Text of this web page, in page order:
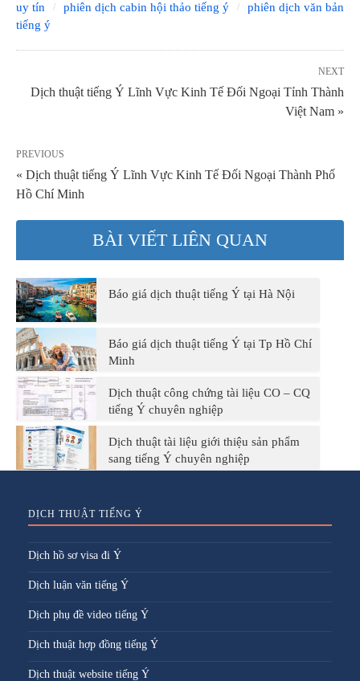
uy tín
phiên dịch cabin hội thảo tiếng ý
phiên dịch văn bản
tiếng ý
NEXT
Dịch thuật tiếng Ý Lĩnh Vực Kinh Tế Đối Ngoại Tỉnh Thành
Việt Nam »
PREVIOUS
« Dịch thuật tiếng Ý Lĩnh Vực Kinh Tế Đối Ngoại Thành Phố
Hồ Chí Minh
BÀI VIẾT LIÊN QUAN
Báo giá dịch thuật tiếng Ý tại Hà Nội
Báo giá dịch thuật tiếng Ý tại Tp Hồ Chí
Minh
Dịch thuật công chứng tài liệu CO – CQ
tiếng Ý chuyên nghiệp
Dịch thuật tài liệu giới thiệu sản phẩm
sang tiếng Ý chuyên nghiệp
DỊCH THUẬT TIẾNG Ý
Dịch hồ sơ visa đi Ý
Dịch luận văn tiếng Ý
Dịch phụ đề video tiếng Ý
Dịch thuật hợp đồng tiếng Ý
Dịch thuật website tiếng Ý